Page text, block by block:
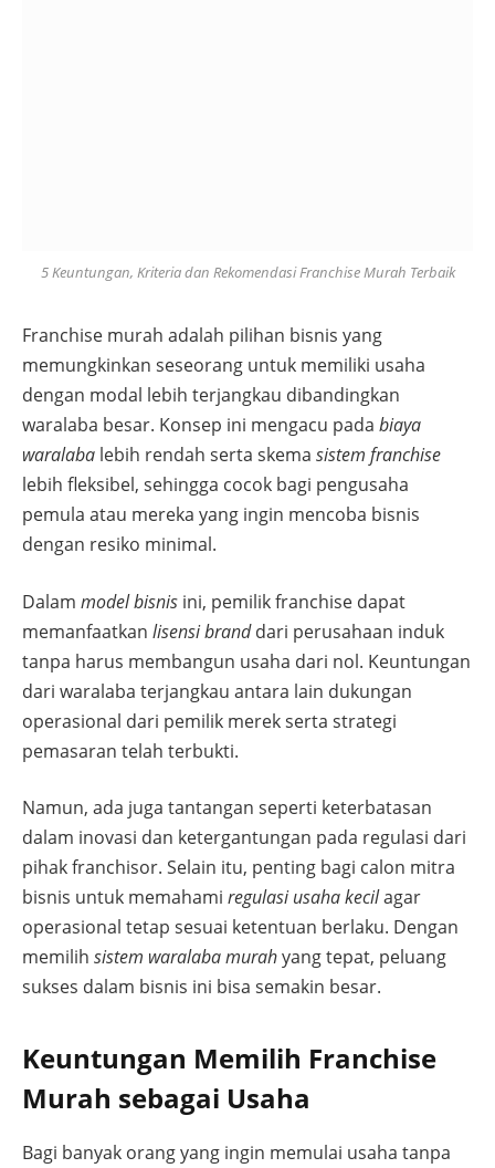
5 Keuntungan, Kriteria dan Rekomendasi Franchise Murah Terbaik
Franchise murah adalah pilihan bisnis yang
memungkinkan seseorang untuk memiliki usaha
dengan modal lebih terjangkau dibandingkan
waralaba besar. Konsep ini mengacu pada biaya
waralaba lebih rendah serta skema sistem franchise
lebih fleksibel, sehingga cocok bagi pengusaha
pemula atau mereka yang ingin mencoba bisnis
dengan resiko minimal.
Dalam model bisnis ini, pemilik franchise dapat
memanfaatkan lisensi branddari perusahaan induk
tanpa harus membangun usaha dari nol. Keuntungan
dari waralaba terjangkau antara lain dukungan
operasional dari pemilik merek serta strategi
pemasaran telah terbukti.
Namun, ada juga tantangan seperti keterbatasan
dalam inovasi dan ketergantungan pada regulasi dari
pihak franchisor. Selain itu, penting bagi calon mitra
bisnis untuk memahami regulasi usaha kecilagar
operasional tetap sesuai ketentuan berlaku. Dengan
memilih sistem waralaba murahyang tepat, peluang
sukses dalam bisnis ini bisa semakin besar.
Keuntungan Memilih Franchise
Murah sebagai Usaha
Bagi banyak orang yang ingin memulai usaha tanpa